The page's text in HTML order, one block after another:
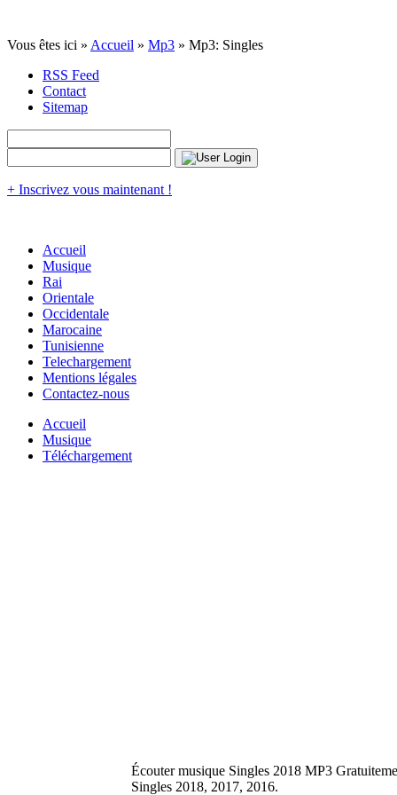
Vous êtes ici » Accueil » Mp3 » Mp3: Singles
RSS Feed
Contact
Sitemap
+ Inscrivez vous maintenant !
Accueil
Musique
Rai
Orientale
Occidentale
Marocaine
Tunisienne
Telechargement
Mentions légales
Contactez-nous
Accueil
Musique
Téléchargement
Écouter musique Singles 2018 MP3
Singles 2018, 2017, 2016.